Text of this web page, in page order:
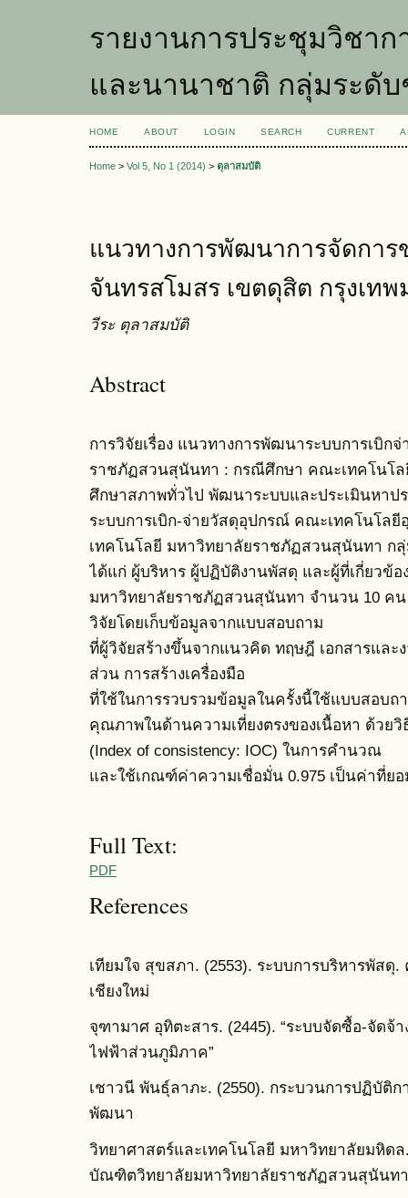
รายงานการประชุมวิชา
และนานาชาติ กลุ่มระดั
HOME ABOUT LOGIN SEARCH CURRENT
Home > Vol 5, No 1 (2014) > ตุลาสมบัติ
แนวทางการพัฒนาการจัดการ
จันทรสโมสร เขตดุสิต กรุงเท
วีระ ตุลาสมบัติ
Abstract
การวิจัยเรื่อง แนวทางการพัฒนาระบบการเบิ
ราชภัฏสวนสุนันทา : กรณีศึกษา คณะเทคโนโล
ศึกษาสภาพทั่วไป พัฒนาระบบและประเมินหาป
ระบบการเบิก-จ่ายวัสดุอุปกรณ์ คณะเทคโนโล
เทคโนโลยี มหาวิทยาลัยราชภัฏสวนสุนันทา ก
ได้แก่ ผู้บริหาร ผู้ปฏิบัติงานพัสดุ และผู้ที่เกี่ยวข้
มหาวิทยาลัยราชภัฏสวนสุนันทา จำนวน 10 คน
วิจัยโดยเก็บข้อมูลจากแบบสอบถาม
ที่ผู้วิจัยสร้างขึ้นจากแนวคิด ทฤษฎี เอกสารและ
ส่วน การสร้างเครื่องมือ
ที่ใช้ในการรวบรวมข้อมูลในครั้งนี้ใช้แบบสอบถ
คุณภาพในด้านความเที่ยงตรงของเนื้อหา ด้วย
(Index of consistency: IOC) ในการคำนวณ
และใช้เกณฑ์ค่าความเชื่อมั่น 0.975 เป็นค่าที่ยอ
Full Text:
PDF
References
เทียมใจ สุขสภา. (2553). ระบบการบริหารพัส
เชียงใหม่
จุฑามาศ อุทิตะสาร. (2445). “ระบบจัดซื้อ-จัด
ไฟฟ้าส่วนภูมิภาค”
เชาวนี พันธุ์ลาภะ. (2550). กระบวนการปฏิบัติ
พัฒนา
วิทยาศาสตร์และเทคโนโลยี มหาวิทยาลัยมหิ
บัณฑิตวิทยาลัยมหาวิทยาลัยราชภัฏสวนสุนันท